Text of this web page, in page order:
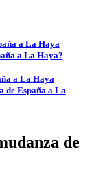
a La Haya
a La Haya?
a La Haya
de España a La
de